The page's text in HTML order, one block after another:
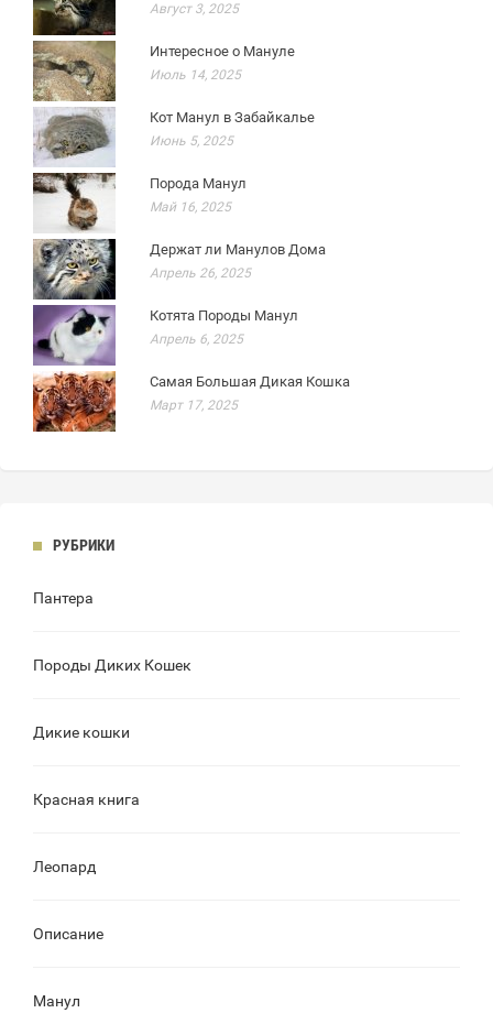
Август 3, 2025
Интересное о Мануле
Июль 14, 2025
Кот Манул в Забайкалье
Июнь 5, 2025
Порода Манул
Май 16, 2025
Держат ли Манулов Дома
Апрель 26, 2025
Котята Породы Манул
Апрель 6, 2025
Самая Большая Дикая Кошка
Март 17, 2025
РУБРИКИ
Пантера
Породы Диких Кошек
Дикие кошки
Красная книга
Леопард
Описание
Манул